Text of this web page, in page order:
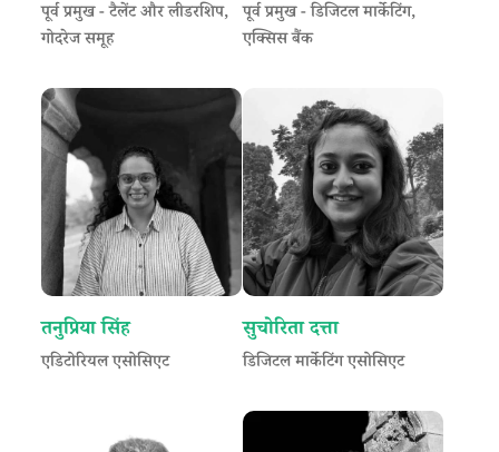
पूर्व प्रमुख - टैलेंट और लीडरशिप,
गोदरेज समूह
पूर्व प्रमुख - डिजिटल मार्केटिंग,
एक्सिस बैंक
तनुप्रिया सिंह
एडिटोरियल एसोसिएट
सुचोरिता दत्ता
डिजिटल मार्केटिंग एसोसिएट